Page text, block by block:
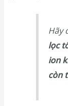
Hãy
lọc
ion
còn